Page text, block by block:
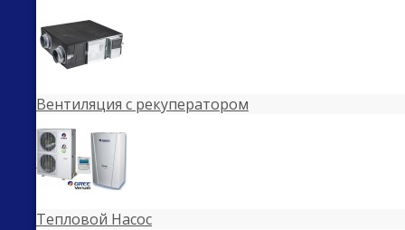
Вентиляция с рекуператором
Тепловой Насос